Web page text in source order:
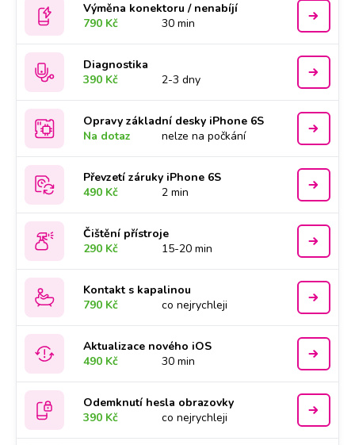
Výměna konektoru / nenabíjí
790 Kč
30 min
Diagnostika
390 Kč
2-3 dny
Opravy základní desky iPhone 6S
Na dotaz
nelze na počkání
Převzetí záruky iPhone 6S
490 Kč
2 min
Čištění přístroje
290 Kč
15-20 min
Kontakt s kapalinou
790 Kč
co nejrychleji
Aktualizace nového iOS
490 Kč
30 min
Odemknutí hesla obrazovky
390 Kč
co nejrychleji